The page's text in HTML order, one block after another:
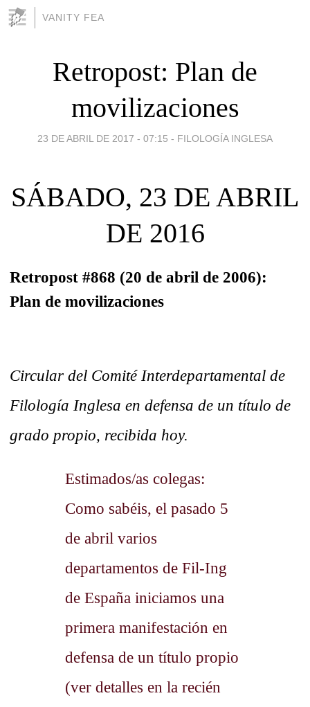
VANITY FEA
Retropost: Plan de
movilizaciones
23 DE ABRIL DE 2017 - 07:15 - FILOLOGÍA INGLESA
SÁBADO, 23 DE ABRIL
DE 2016
Retropost #868 (20 de abril de 2006):
Plan de movilizaciones
Circular del Comité Interdepartamental de
Filología Inglesa en defensa de un título de
grado propio, recibida hoy.
Estimados/as colegas:
Como sabéis, el pasado 5
de abril varios
departamentos de Fil-Ing
de España iniciamos una
primera manifestación en
defensa de un título propio
(ver detalles en la recién